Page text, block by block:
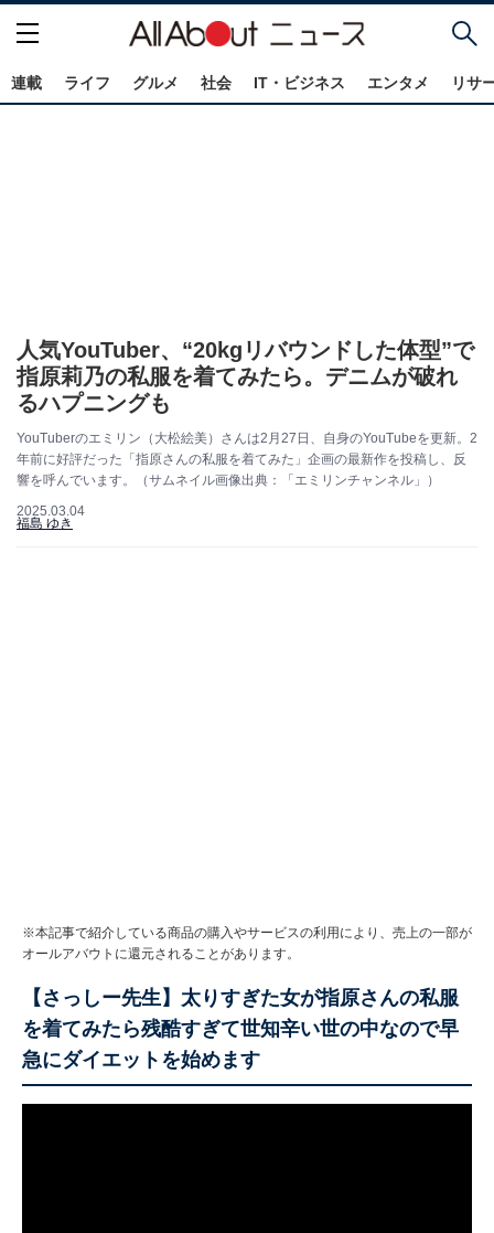
連載 ライフ グルメ 社会 IT・ビジネス エンタメ リサ
人気YouTuber、“20kgリバウンドした体型”で
指原莉乃の私服を着てみたら。デニムが破れ
るハプニングも
YouTuberのエミリン（大松絵美）さんは2月27日、自身のYouTubeを更新。2
年前に好評だった「指原さんの私服を着てみた」企画の最新作を投稿し、反
響を呼んでいます。（サムネイル画像出典：「エミリンチャンネル」）
2025.03.04
福島 ゆき
※本記事で紹介している商品の購入やサービスの利用により、売上の一部が
オールアバウトに還元されることがあります。
【さっしー先生】太りすぎた女が指原さんの私服
を着てみたら残酷すぎて世知辛い世の中なので早
急にダイエットを始めます